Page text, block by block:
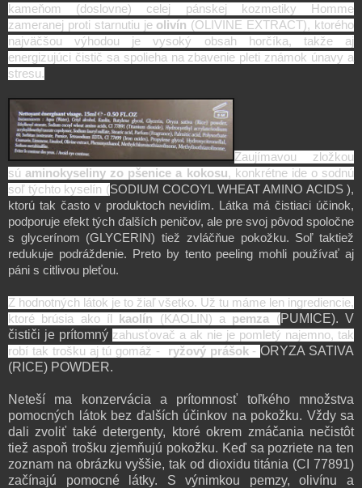
kameňom (doslovne) celej pánskej kozmetiky Homme
zameranej proti starnutiu je olivín (OLIVINE EXTRACT), ktorého
najväčšou výhodou je vysoký obsah horčíka, takže aj
energizujúci čistič sa spolieha na zbavenie pleti známok únavy a
stresu.
Zaujímavou zložkou
súaminokyseliny zo pšenice a kokosu, konkrétne ide o sodnú
soľ týchto kyselín (SODIUM COCOYL WHEAT AMINO ACIDS ),
ktorú tak často v produktoch nevidím. Látka má čistiaci účinok,
podporuje efekt tých ďalších peničov, ale pre svoj pôvod spoločne
s glycerínom (GLYCERIN) tiež zvláčňue pokožku. Soľ taktiež
redukuje podráždenie. Preto by tento peeling mohli používať aj
páni s citlivou pleťou.
Z hodnotných látok je to žiaľ všetko. Už tu máme len ingrediencie,
ktoré brúsia ako íl
kaolín (KAOLIN) a pemza (PUMICE). V
čističi je prítomný zahusťovač a ak nie je pomletý najemno, tak
robí tak trošku aj tú gomáž - ryžový prášok-ORYZA SATIVA
(RICE) POWDER.
Neteší ma konzervácia a prítomnosť toľkého množstva
pomocných látok bez ďalších účinkov na pokožku. Vždy sa
dali zvoliť také detergenty, ktoré okrem zmáčania nečistôt
tiež aspoň trošku zjemňujú pokožku. Keď sa pozriete na ten
zoznam na obrázku vyššie, tak od dioxidu titánia (CI 77891)
začínajú pomocné látky. S výnimkou pemzy, olivínu a